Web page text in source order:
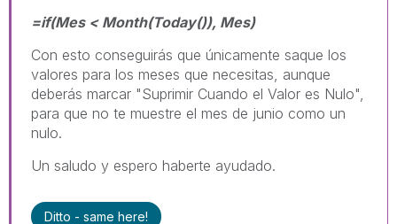
=if(Mes < Month(Today()), Mes)
Con esto conseguirás que únicamente saque los
valores para los meses que necesitas, aunque
deberás marcar "Suprimir Cuando el Valor es Nulo",
para que no te muestre el mes de junio como un
nulo.
Un saludo y espero haberte ayudado.
Ditto - same here!